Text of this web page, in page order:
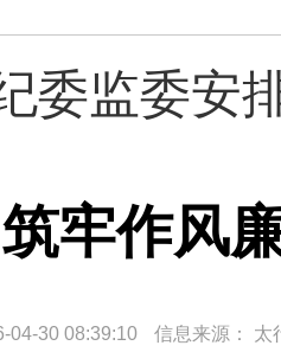
委监委安
筑牢作风
04-30 08:39:10 信息来源： 太